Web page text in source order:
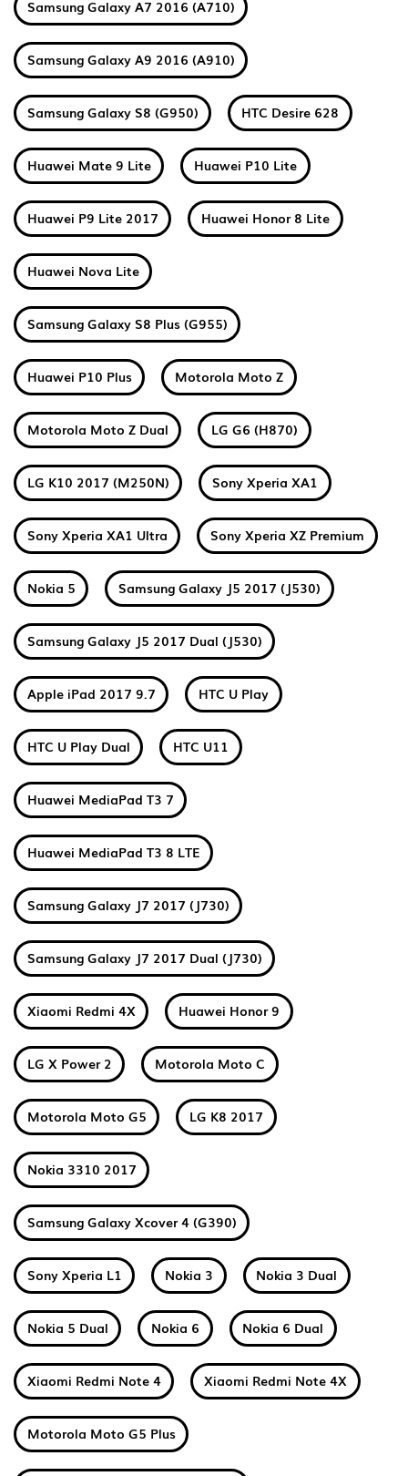
Samsung Galaxy A7 2016 (A710)
Samsung Galaxy A9 2016 (A910)
Samsung Galaxy S8 (G950) HTC Desire 628
Huawei Mate 9 Lite Huawei P10 Lite
Huawei P9 Lite 2017 Huawei Honor 8 Lite
Huawei Nova Lite
Samsung Galaxy S8 Plus (G955)
Huawei P10 Plus Motorola Moto Z
Motorola Moto Z Dual LG G6 (H870)
LG K10 2017 (M250N) Sony Xperia XA1
Sony Xperia XA1 Ultra Sony Xperia XZ Premium
Nokia 5 Samsung Galaxy J5 2017 (J530)
Samsung Galaxy J5 2017 Dual (J530)
Apple iPad 2017 9.7 HTC U Play
HTC U Play Dual HTC U11
Huawei MediaPad T3 7
Huawei MediaPad T3 8 LTE
Samsung Galaxy J7 2017 (J730)
Samsung Galaxy J7 2017 Dual (J730)
Xiaomi Redmi 4X Huawei Honor 9
LG X Power 2 Motorola Moto C
Motorola Moto G5 LG K8 2017
Nokia 3310 2017
Samsung Galaxy Xcover 4 (G390)
Sony Xperia L1 Nokia 3 Nokia 3 Dual
Nokia 5 Dual Nokia 6 Nokia 6 Dual
Xiaomi Redmi Note 4 Xiaomi Redmi Note 4X
Motorola Moto G5 Plus